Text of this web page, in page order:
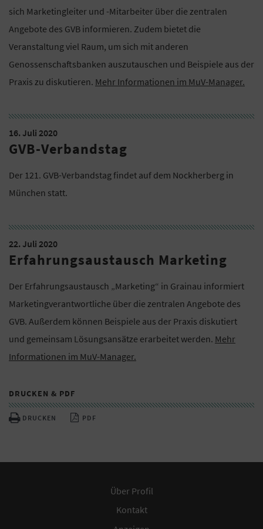
sich Marketingleiter und -Mitarbeiter über die zentralen
Angebote des GVB informieren. Zudem bietet die
Veranstaltung viel Raum, um sich mit anderen
Genossenschaftsbanken auszutauschen und Beispiele aus der
Praxis zu diskutieren. Mehr Informationen im MuV-Manager.
16. Juli 2020
GVB-Verbandstag
Der 121. GVB-Verbandstag findet auf dem Nockherberg in
München statt.
22. Juli 2020
Erfahrungsaustausch Marketing
Der Erfahrungsaustausch „Marketing“ in Grainau informiert
Marketingverantwortliche über die zentralen Angebote des
GVB. Außerdem können Beispiele aus der Praxis diskutiert
und gemeinsam Lösungsansätze erarbeitet werden. Mehr
Informationen im MuV-Manager.
DRUCKEN & PDF
DRUCKEN PDF
Über Profil
Kontakt